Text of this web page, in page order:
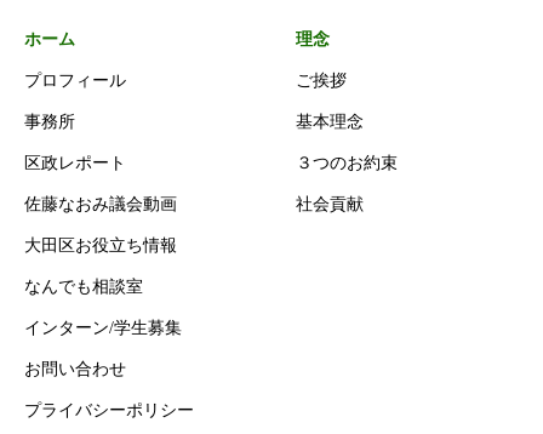
ホーム
プロフィール
事務所
区政レポート
佐藤なおみ議会動画
大田区お役立ち情報
なんでも相談室
インターン/学生募集
お問い合わせ
プライバシーポリシー
理念
ご挨拶
基本理念
３つのお約束
社会貢献